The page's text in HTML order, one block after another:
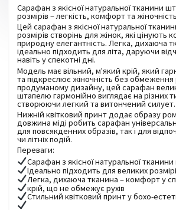
Сарафан з якісної натуральної тканини
розмірів – легкість, комфорт та жіночність
Цей сарафан з якісної натуральної
розмірів створінь для жінок, які цінують
природну елегантність. Легка, дихаюча
ідеально підходить для літа, даруючи
навіть у спекотні дні.
Модель має вільний, м'який крій, який
та підкреслює жіночність без обмеження
продуманому дизайну, цей сарафан
штапелю гармонійно виглядає на різних
створюючи легкий та витончений силует.
Нижній квітковий принт додає образу
довжина міді робить сарафан
для повсякденних образів, так і для
чи літніх подій.
Переваги:
Сарафан з якісної натуральної
Ідеально підходить для великих
Легка, дихаюча тканина – комфорт у
крій, що не обмежує рухів
Стильний квітковий принт у бохо-
01
Замовлення можна оформити
кошик або зв'язатися з
телефоном +380979406186
02
За наявності товару
здійснюється того ж дня або
уточнення способу оплати.
03
Надсилання всіх нових
від 5 до 7 робочих днів
04
Обмін та повернення товару
протягом 14 днів з моменту
підлягає обміну або
ярлика без видимих ​​ознак
05
Вартість доставки по
товару оплачує покупець